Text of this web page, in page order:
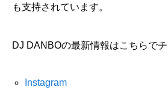
も支持されています。
DJ DANBOの最新情報はこちらでチ
Instagram